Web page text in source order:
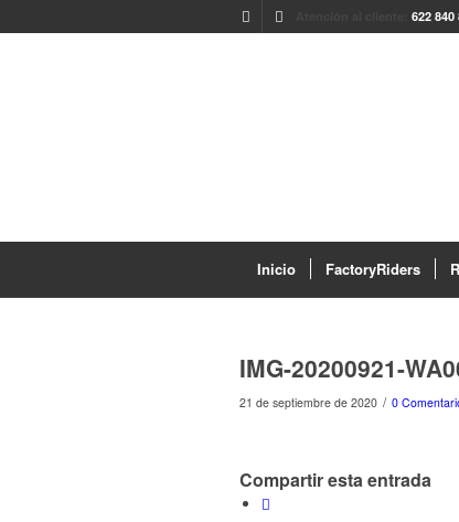
622 840
Inicio FactoryRiders
IMG-20200921-
21 de septiembre de 2020 / 0
Compartir esta entrada